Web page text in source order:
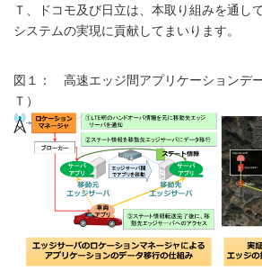
Ｔ、ドコモ及び日立は、本取り組みを通し
システムの実現に貢献してまいります。
図１： 高速エッジ間アプリケーションデ
Ｔ）